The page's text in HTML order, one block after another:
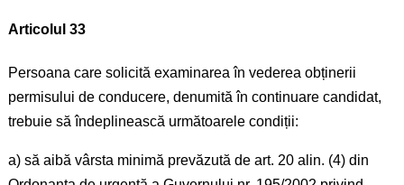
Articolul 33
Persoana care solicită examinarea în vederea obținerii
permisului de conducere, denumită în continuare candidat,
trebuie să îndeplinească următoarele condiții:
a) să aibă vârsta minimă prevăzută de art. 20 alin. (4) din